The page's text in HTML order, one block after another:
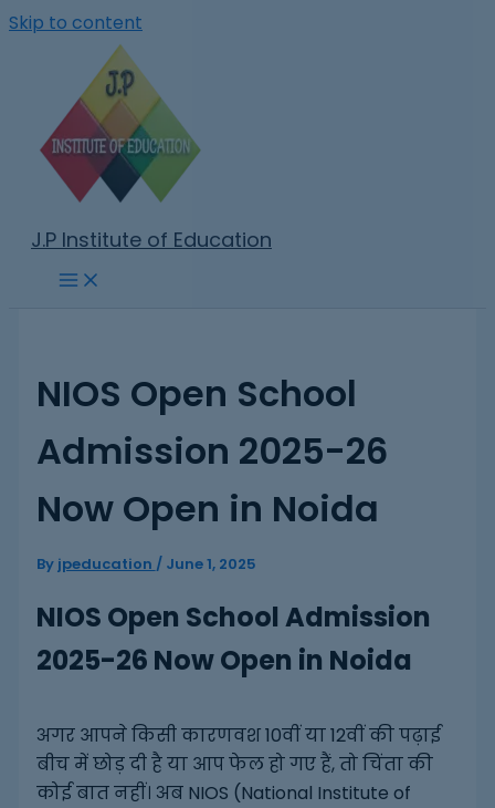
Skip to content
J.P Institute of Education
NIOS Open School
Admission 2025-26
Now Open in Noida
By jpeducation / June 1, 2025
NIOS Open School Admission
2025-26 Now Open in Noida
अगर आपने किसी कारणवश 10वीं या 12वीं की पढ़ाई
बीच में छोड़ दी है या आप फेल हो गए हैं, तो चिंता की
कोई बात नहीं। अब NIOS (National Institute of